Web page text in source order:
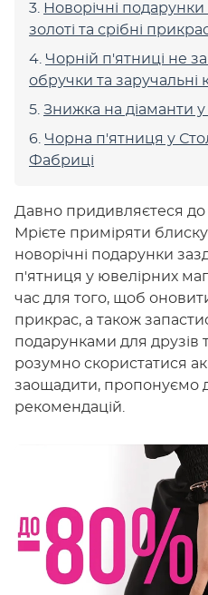
Новорічні
золоті та срібні
Чорній п'ятниці не
обручки та
Знижка на діаманти
Чорна п'ятниця у
Фабриці
Давно придивляєтеся до
Мрієте приміряти
новорічні подарунки
п'ятниця у ювелірних
час для того, щоб
прикрас, а також
подарунками для друзів
розумно скористатися
заощадити, пропонуємо
рекомендацій.